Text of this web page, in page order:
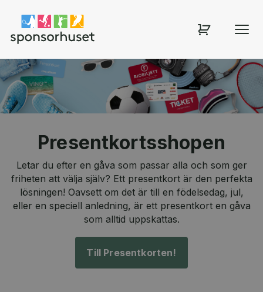
Sponsorhuset shop
Presentkortsshopen
Letar du efter en gåva som passar alla och som ger
friheten att välja själv? Ett presentkort är den perfekta
lösningen! Oavsett om det är till en födelsedag, jul,
eller en speciell anledning, är ett presentkort en gåva
som alltid uppskattas.
Till Presentkorten!